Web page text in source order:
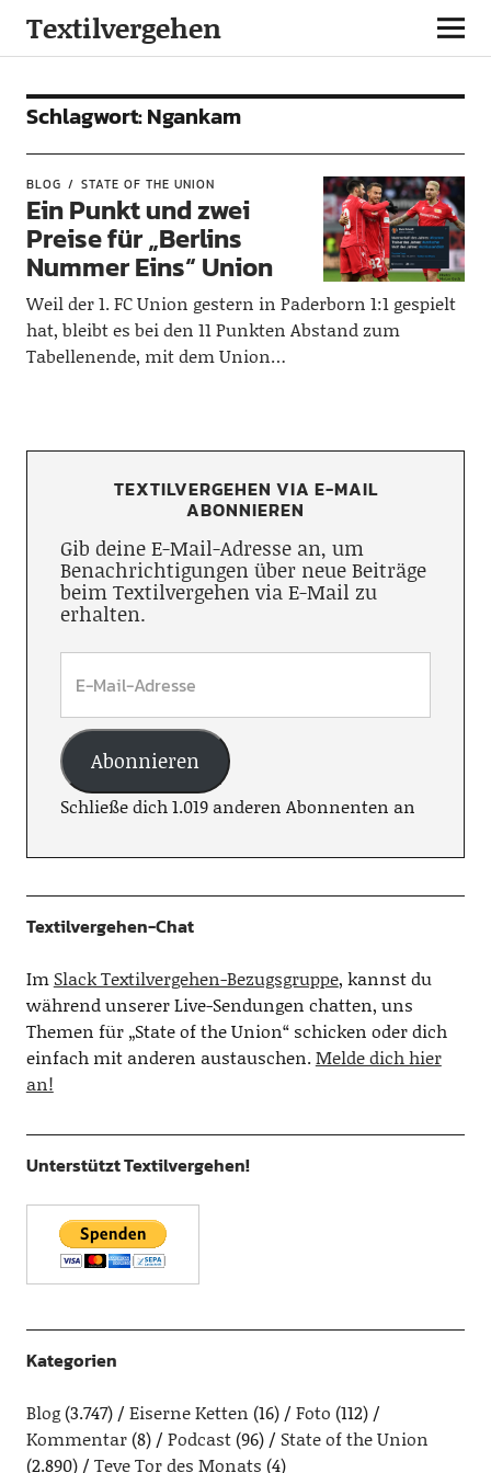
Textilvergehen
Schlagwort:Ngankam
BLOG STATE OF THE UNION
Ein Punkt und zwei
Preise für „Berlins
Nummer Eins“ Union
Weil der 1. FC Union gestern in Paderborn 1:1 gespielt
hat, bleibt es bei den 11 Punkten Abstand zum
Tabellenende, mit dem Union…
TEXTILVERGEHEN VIA E-MAIL
ABONNIEREN
Gib deine E-Mail-Adresse an, um
Benachrichtigungen über neue Beiträge
beim Textilvergehen via E-Mail zu
erhalten.
Abonnieren
Schließe dich 1.019 anderen Abonnenten an
Textilvergehen-Chat
Im Slack Textilvergehen-Bezugsgruppe, kannst du
während unserer Live-Sendungen chatten, uns
Themen für „State of the Union“ schicken oder dich
einfach mit anderen austauschen.Melde dich hier
an!
Unterstützt Textilvergehen!
Kategorien
Blog(3.747) Eiserne Ketten (16) Foto (112)
Kommentar(8) Podcast(96)
State of the Union
(2.890)
Teve Tor des Monats (4)